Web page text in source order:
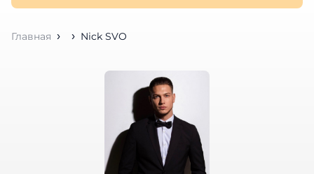
Главная Nick SVO